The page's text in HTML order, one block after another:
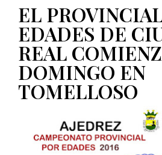
EL
EDADES DE
REAL
DOMINGO EN
TOMELLOSO